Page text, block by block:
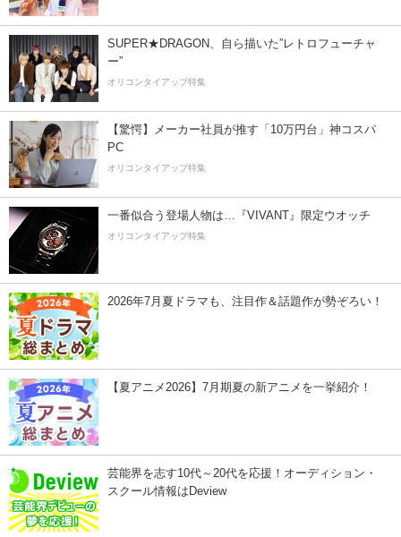
SUPER★DRAGON、自ら描いた”レトロフューチャ
ー”
オリコンタイアップ特集
【驚愕】メーカー社員が推す「10万円台」神コスパ
PC
オリコンタイアップ特集
一番似合う登場人物は…『VIVANT』限定ウオッチ
オリコンタイアップ特集
2026年7月夏ドラマも、注目作＆話題作が勢ぞろい！
【夏アニメ2026】7月期夏の新アニメを一挙紹介！
芸能界を志す10代～20代を応援！オーディション・
スクール情報はDeview